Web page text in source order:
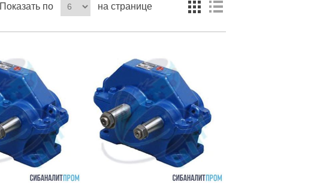
Показать по на странице